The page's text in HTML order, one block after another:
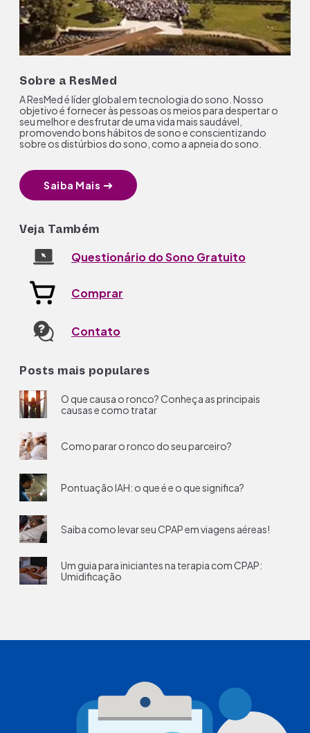
Sobre a ResMed
A ResMed é líder global em tecnologia do sono. Nosso
objetivo é fornecer às pessoas os meios para despertar o
seu melhor e desfrutar de uma vida mais saudável,
promovendo bons hábitos de sono e conscientizando
sobre os distúrbios do sono, como a apneia do sono.
Saiba Mais
Veja Também
Questionário do Sono Gratuito
Comprar
Contato
Posts mais populares
O que causa o ronco? Conheça as principais
causas e como tratar
Como parar o ronco do seu parceiro?
Pontuação IAH: o que é e o que significa?
Saiba como levar seu CPAP em viagens aéreas!
Um guia para iniciantes na terapia com CPAP:
Umidificação